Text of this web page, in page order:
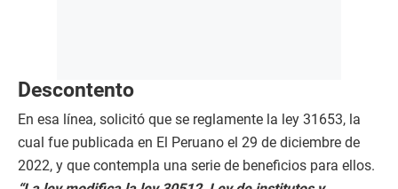
Descontento
En esa línea, solicitó que se reglamente la ley 31653, la
cual fue publicada en El Peruano el 29 de diciembre de
2022, y que contempla una serie de beneficios para ellos.